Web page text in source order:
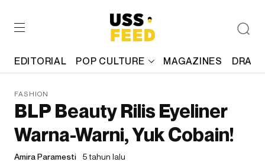
EDITORIAL POP CULTURE MAGAZINES
FASHION
BLP Beauty Rilis Eyeliner
Warna-Warni, Yuk Cobain!
Amira Paramesti 5 tahun lalu